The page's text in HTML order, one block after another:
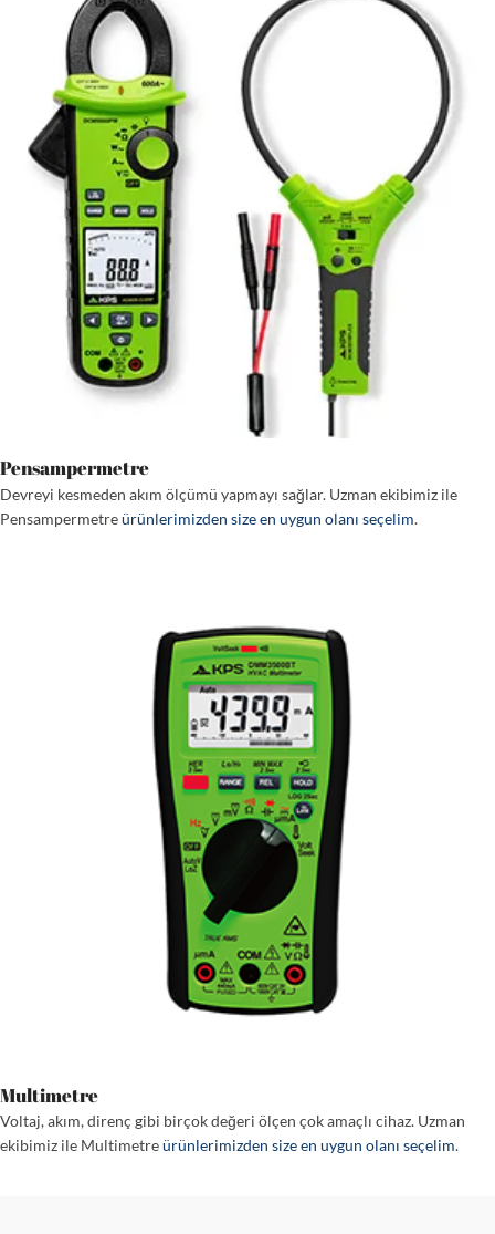
Pensampermetre
Devreyi kesmeden akım ölçümü yapmayı sağlar. Uzman ekibimiz ile
Pensampermetreürünlerimizden size en uygun olanı seçelim.
Multimetre
Voltaj, akım, direnç gibi birçok değeri ölçen çok amaçlı cihaz. Uzman
ekibimiz ile Multimetreürünlerimizden size en uygun olanı seçelim.